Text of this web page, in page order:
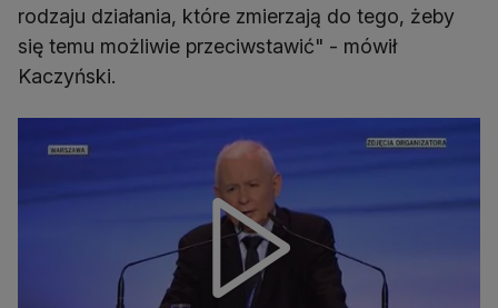
rodzaju działania, które zmierzają do tego, żeby
się temu możliwie przeciwstawić" - mówił
Kaczyński.